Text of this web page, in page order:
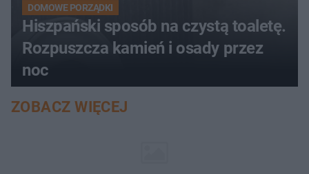
DOMOWE PORZĄDKI
Hiszpański sposób na czystą toaletę.
Rozpuszcza kamień i osady przez
noc
ZOBACZ WIĘCEJ